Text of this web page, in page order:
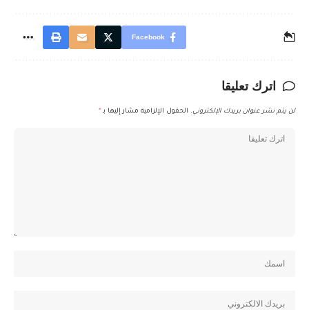
Facebook
اترك تعليقا
لن يتم نشر عنوان بريدك الإلكتروني. الحقول الإلزامية مشار إليها بـ *